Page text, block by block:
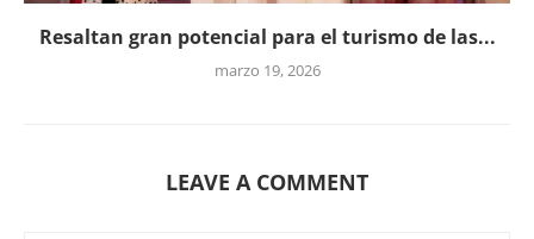
Resaltan gran potencial para el turismo de las...
marzo 19, 2026
LEAVE A COMMENT